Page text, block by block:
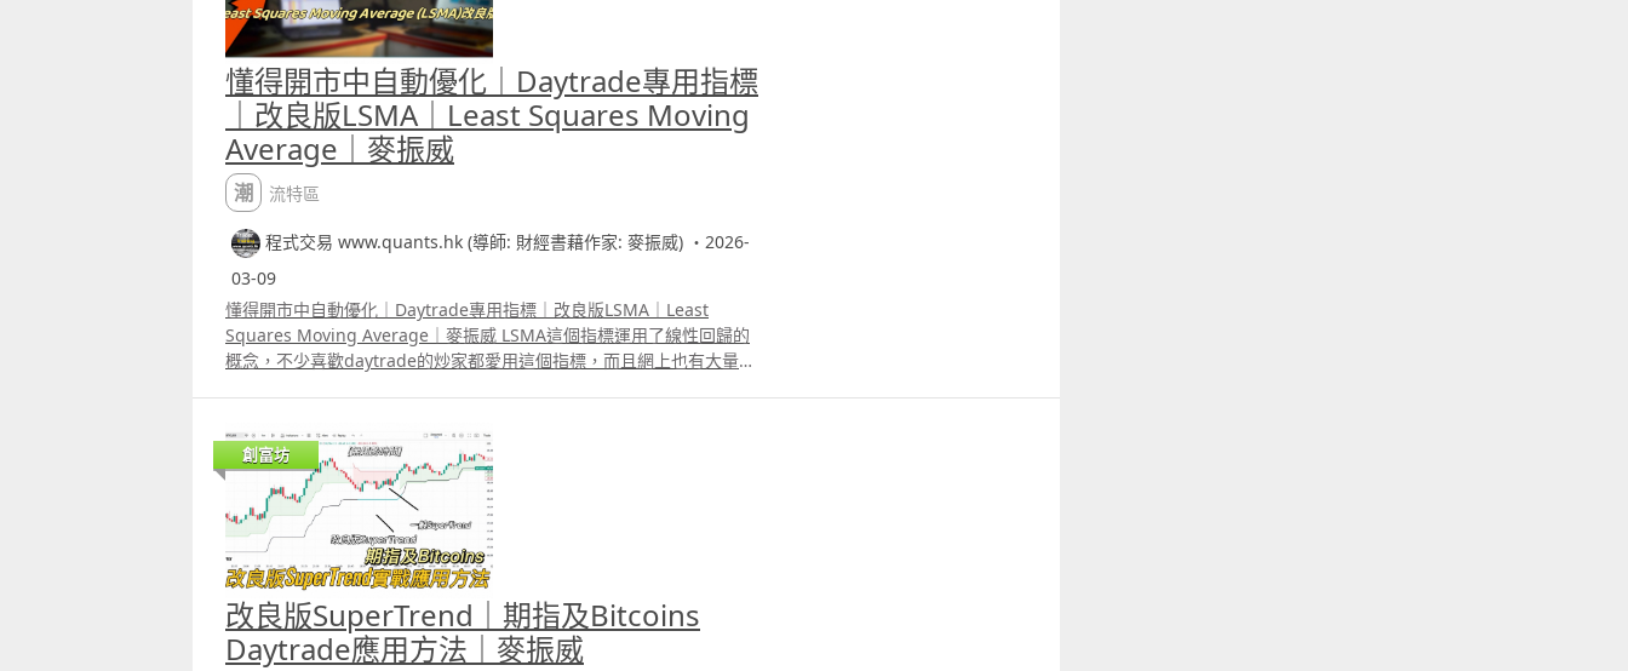
懂得開市中自動優化｜Daytrade專用指標
｜改良版LSMA｜Least Squares Moving
Average｜麥振威
潮流特區
程式交易 www.quants.hk (導師: 財經書藉作家: 麥振威) ・2026-
03-09
懂得開市中自動優化｜Daytrade專用指標｜改良版LSMA｜Least
Squares Moving Average｜麥振威 LSMA這個指標運用了線性回歸的
概念，不少喜歡daytrade的炒家都愛用這個指標，而且網上也有大量改
間」與「股價變化」，而多重因子則可能加上成交量，開市裂口幅度、
ATR、RSI變化等等，但加上更多的因子反而會令預測結果更差，因為有
些因子對股價的影響實際上是重複了，這令某個類型的因子權重會過
大。 而且市場很可能有時候受波幅影響較大，有時候又可能受成交量影
響較大，不同的時間，最主要會影響股價的因素有可能是不同的。 我們
用Elastic Net Regression來改良這個指標，簡單來說，模型會懂得告
訴你「這段時間這個因子沒用」，Elastic Regression不是將計算變得
更複雜，而是自動懂得在開市中判斷何時將計算簡化。
創富坊
改良版SuperTrend｜期指及Bitcoins
Daytrade應用方法｜麥振威